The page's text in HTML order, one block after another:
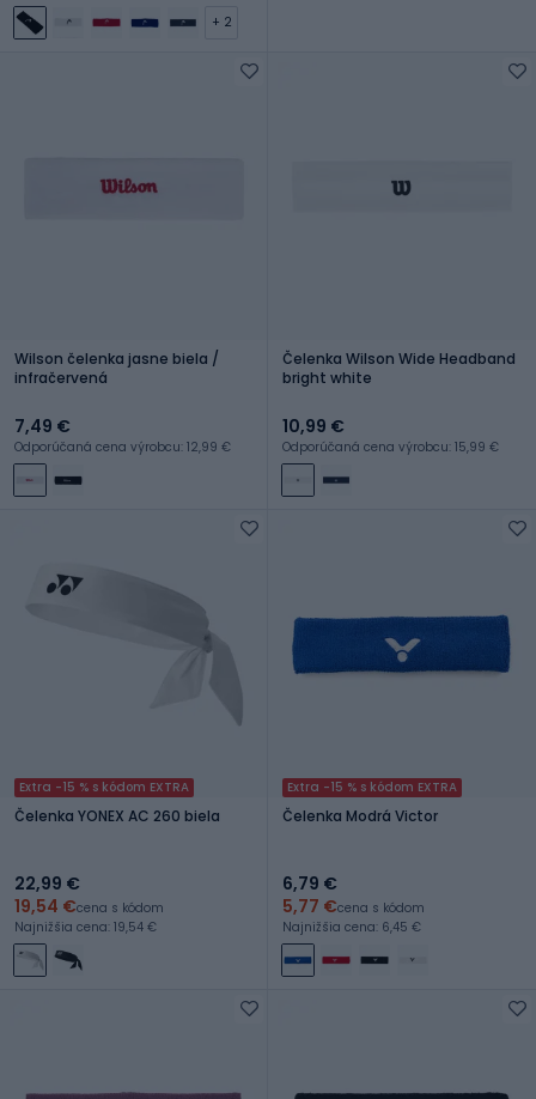
+ 2
Wilson čelenka jasne biela /
infračervená
7,49 €
Odporúčaná cena výrobcu: 12,99 €
Čelenka Wilson Wide Headband
bright white
10,99 €
Odporúčaná cena výrobcu: 15,99 €
Extra -15 % s kódom EXTRA
Čelenka YONEX AC 260 biela
22,99 €
19,54 €cena s kódom
Najnižšia cena: 19,54 €
Extra -15 % s kódom EXTRA
Čelenka Modrá Victor
6,79 €
5,77 €cena s kódom
Najnižšia cena: 6,45 €